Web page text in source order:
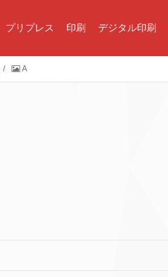
プリプレス 印刷 デジタル印刷
/ A